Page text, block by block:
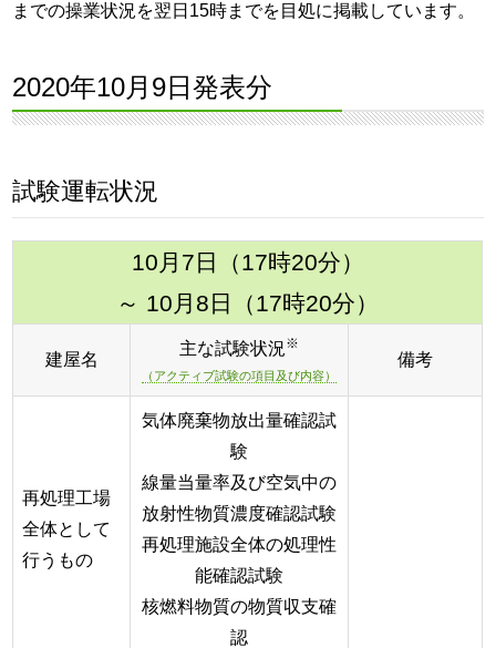
までの操業状況を翌日15時までを目処に掲載しています。
2020年10月9日発表分
試験運転状況
10月7日（17時20分）
～ 10月8日（17時20分）
建屋名
主な試験状況※
（アクティブ試験の項目及び内容）
備考
再処理工場
全体として
行うもの
気体廃棄物放出量確認試
験
線量当量率及び空気中の
放射性物質濃度確認試験
再処理施設全体の処理性
能確認試験
核燃料物質の物質収支確
認